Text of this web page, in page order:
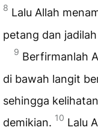
8 Lalu Allah
petang dan
9 Berfirmanlah
di bawah langit
sehingga
demikian. 10 Lalu